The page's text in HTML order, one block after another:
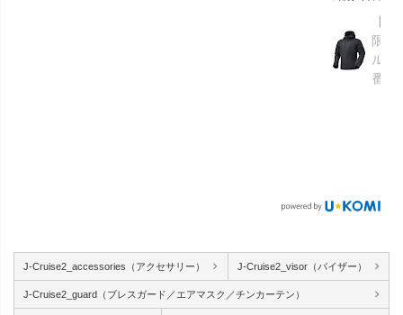
限り
ルメ
番：
J-Cruise2_accessories（アクセサリー） J-Cruise2_visor（バイザー）
J-Cruise2_guard（ブレスガード／エアマスク／チンカーテン）